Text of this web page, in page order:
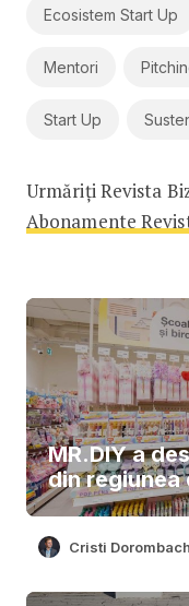
Ecosistem Start Up
Mentori
Start Up
Urmăriți Revista
Abonamente
MR.DIY a
din regiunea
Cristi Dorombach